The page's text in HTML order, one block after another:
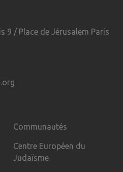
9 / Place de Jérusalem Paris
Communautés
Centre Européen du
Judaïsme